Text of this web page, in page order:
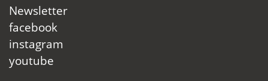
Newsletter
facebook
instagram
youtube